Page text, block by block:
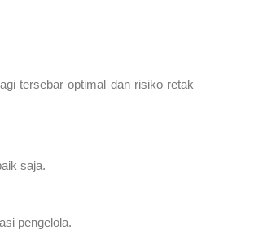
tersebar optimal dan risiko retak
saja.
pengelola.